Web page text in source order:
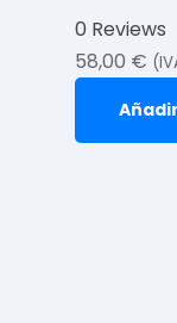
0 Reviews
58,00 €